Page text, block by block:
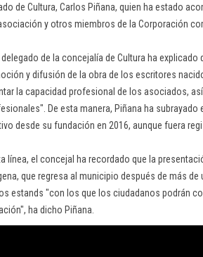
de Cultura, Carlos Piñana, quien ha estado
y otros miembros de la Corporación
delegado de la concejalía de Cultura ha
y difusión de la obra de los escritores
la capacidad profesional de los asociados,
De esta manera, Piñana ha
desde su fundación en 2016, aunque fuera
línea, el concejal ha recordado que la
que regresa al municipio después de más
estands "con los que los ciudadanos podrán
ha dicho Piñana.